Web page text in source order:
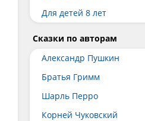
Для детей 8 лет
Сказки по авторам
Александр Пушкин
Братья Гримм
Шарль Перро
Корней Чуковский